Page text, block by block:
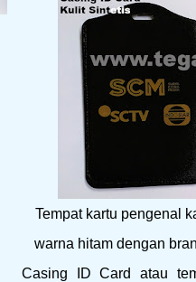
Tempat kartu pengenal
warna hitam dengan
Casing ID Card atau